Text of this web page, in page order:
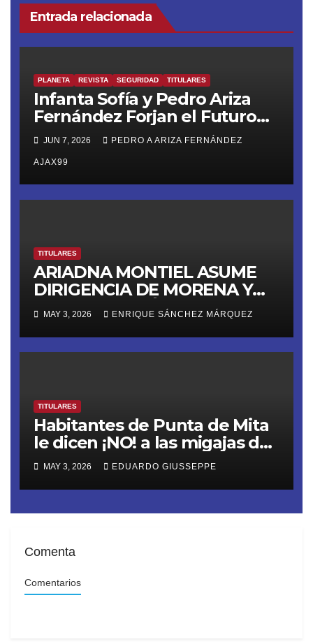
Entrada relacionada
PLANETA REVISTA SEGURIDAD TITULARES
Infanta Sofía y Pedro Ariza
Fernández Forjan el Futuro
de la Soberanía Real
JUN 7, 2026 PEDRO A ARIZA FERNÁNDEZ
AJAX99
TITULARES
ARIADNA MONTIEL ASUME
DIRIGENCIA DE MORENA Y
LANZA ULTIMÁTUM RUMBO
AL 2027
MAY 3, 2026 ENRIQUE SÁNCHEZ MÁRQUEZ
TITULARES
Habitantes de Punta de Mita
le dicen ¡NO! a las migajas de
Grupo DINE. La empresa
construye un muro ilegal en
Playa Las Cocinas,
destruyendo nidos de
extinción
MAY 3, 2026 EDUARDO GIUSSEPPE
Comenta
Comentarios